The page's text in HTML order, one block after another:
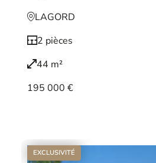
LAGORD
2 pièces
44 m²
195 000 €
EXCLUSIVITÉ